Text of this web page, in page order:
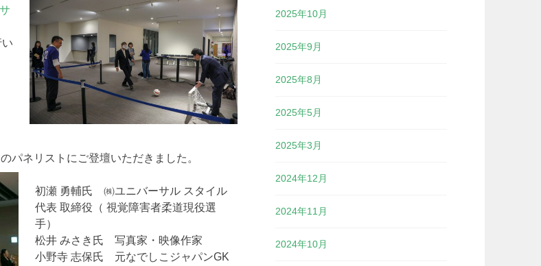
パネリストにご登壇いただきました。
初瀬 勇輔氏 ㈱ユニバーサル スタイル
代表 取締役（ 視覚障害者柔道現役選
手）
松井 みさき氏 写真家・映像作家
小野寺 志保氏 元なでしこジャパンGK
2025年10月
2025年9月
2025年8月
2025年5月
2025年3月
2024年12月
2024年11月
2024年10月